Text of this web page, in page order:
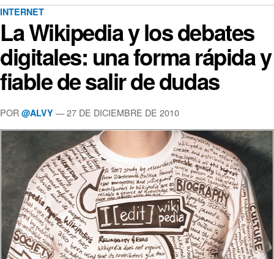
INTERNET
La Wikipedia y los debates
digitales: una forma rápida y
fiable de salir de dudas
POR @ALVY — 27 DE DICIEMBRE DE 2010